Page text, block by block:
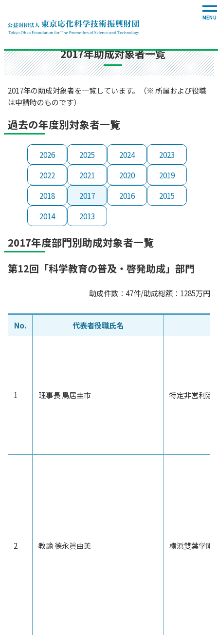
2017年助成対象者一覧
2017年の助成対象者を一覧しています。（※ 所属および役職
は申請時のものです）
過去の年度別対象者一覧
2026 2025 2024
2023
2022
2021 2020
2019
2018
2017 2016
2015
2014
2013
2017年度部門別助成対象者一覧
第12回「科学教育の普及・啓発助成」部門
助成件数：47件/助成総額：1285万円
No. 代表者役職氏名
1 理事長 鳥居圭市 特定非営利活
2 教諭 德永眞由美 横浜雙葉学園